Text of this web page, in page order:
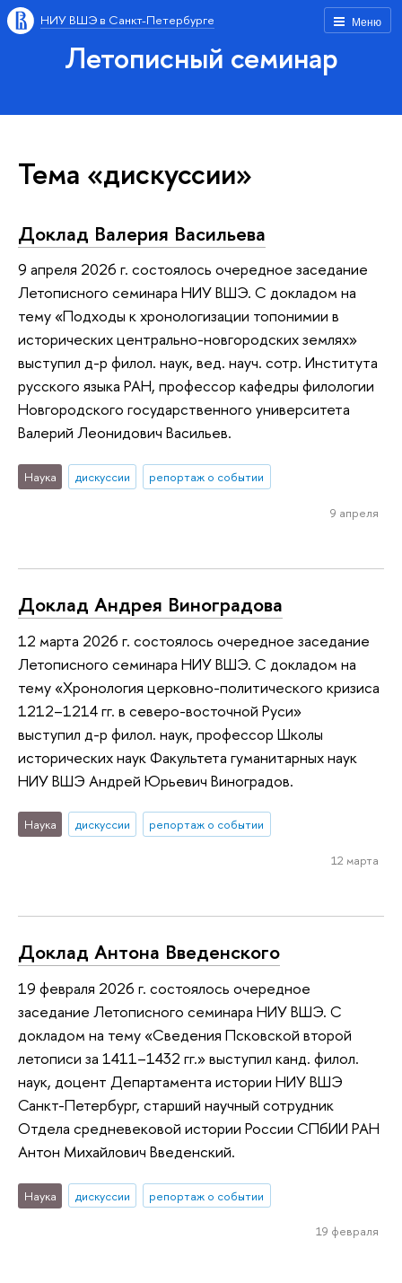
Меню
НИУ ВШЭ в Санкт-Петербурге
Летописный семинар
Тема «дискуссии»
Доклад Валерия Васильева
9 апреля 2026 г. состоялось очередное заседание
Летописного семинара НИУ ВШЭ. С докладом на
тему «Подходы к хронологизации топонимии в
исторических центрально-новгородских землях»
выступил д-р филол. наук, вед. науч. сотр. Института
русского языка РАН, профессор кафедры филологии
Новгородского государственного университета
Валерий Леонидович Васильев.
Наука дискуссии репортаж о событии
9 апреля
Доклад Андрея Виноградова
12 марта 2026 г. состоялось очередное заседание
Летописного семинара НИУ ВШЭ. С докладом на
тему «Хронология церковно-политического кризиса
1212–1214 гг. в cеверо-восточной Руси»
выступил д-р филол. наук, профессор Школы
исторических наук Факультета гуманитарных наук
НИУ ВШЭ Андрей Юрьевич Виноградов.
Наука дискуссии репортаж о событии
12 марта
Доклад Антона Введенского
19 февраля 2026 г. состоялось очередное
заседание Летописного семинара НИУ ВШЭ. С
докладом на тему «Сведения Псковской второй
летописи за 1411–1432 гг.» выступил канд. филол.
наук, доцент Департамента истории НИУ ВШЭ
Санкт-Петербург, старший научный сотрудник
Отдела средневековой истории России СПбИИ РАН
Антон Михайлович Введенский.
Наука дискуссии репортаж о событии
19 февраля